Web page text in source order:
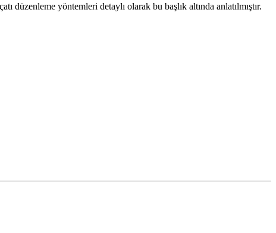
düzenleme yöntemleri detaylı olarak bu başlık altında anlatılmıştır.